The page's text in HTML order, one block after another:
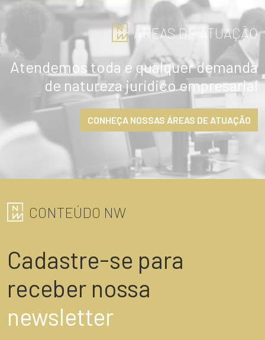
ÁREAS DE ATUAÇÃO
Atendemos toda e qualquer demanda
de natureza jurídico empresarial
CONHEÇA NOSSAS ÁREAS DE ATUAÇÃO
CONTEÚDO NW
Cadastre-se para
receber nossa
newsletter
ENVIAR